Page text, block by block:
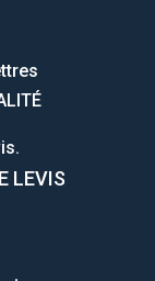
LEVIS